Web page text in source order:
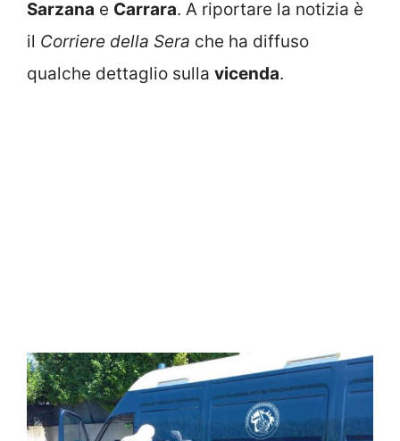
Sarzana e Carrara. A riportare la notizia è
il Corriere della Sera che ha diffuso
qualche dettaglio sulla vicenda.